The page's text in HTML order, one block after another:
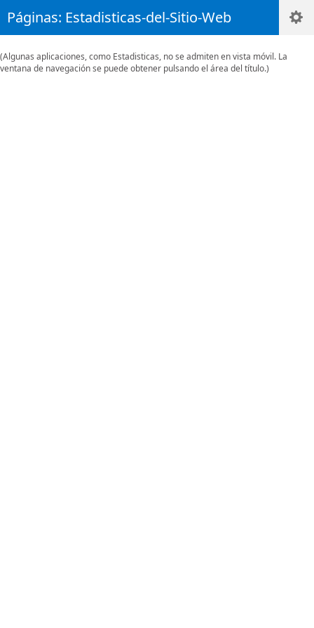
Páginas: Estadisticas-del-Sitio-Web
(Algunas aplicaciones, como Estadisticas, no se admiten en vista móvil. La
ventana de navegación se puede obtener pulsando el área del título.)